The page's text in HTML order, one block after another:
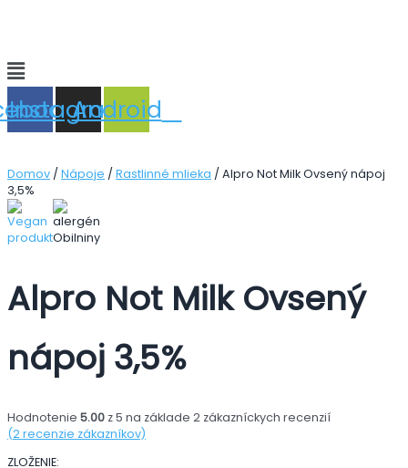
Main
Menu
Instagram
Android
Domov / Nápoje / Rastlinné mlieka / Alpro Not Milk Ovsený nápoj
3,5%
Alpro Not Milk Ovsený
nápoj 3,5%
Hodnotenie 5.00 z 5 na základe 2 zákazníckych recenzií
(2recenzie zákazníkov)
ZLOŽENIE: